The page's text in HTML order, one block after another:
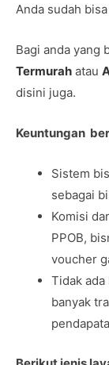
Anda sudah
Bagi anda yang
Termurah atau
disini juga.
Keuntungan
Sistem
sebagai
Komisi
PPOB,
voucher
Tidak
banyak